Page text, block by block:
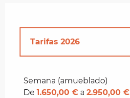
Tarifas 2026
Semana (amueblado)
De 1.650,00 € a 2.950,00 €